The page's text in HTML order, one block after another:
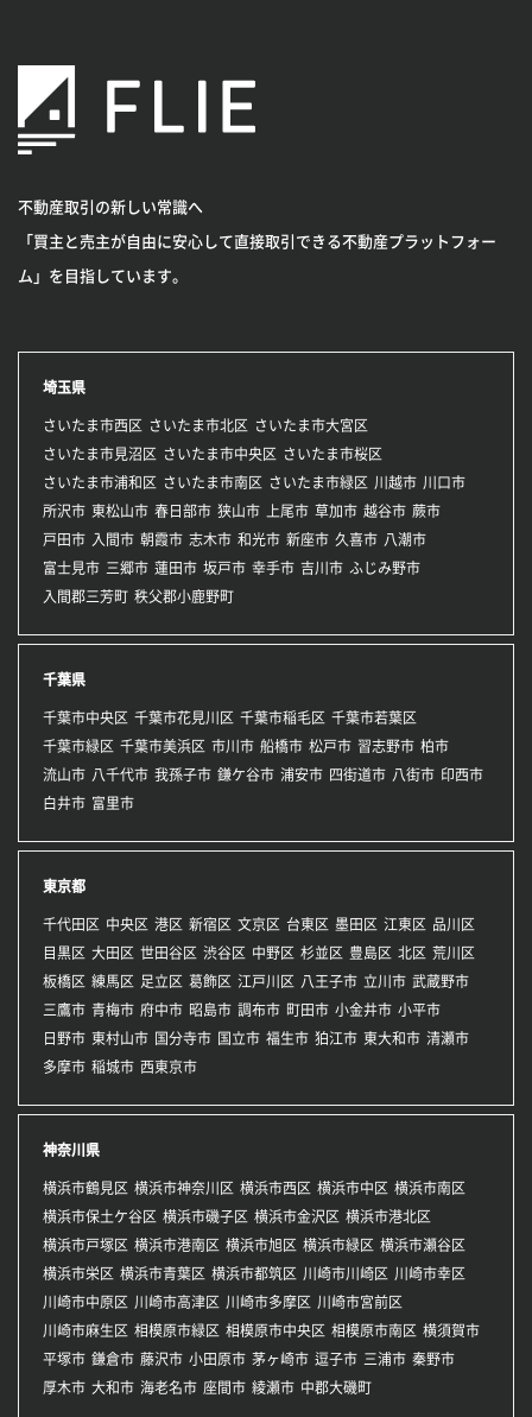
不動産取引の新しい常識へ
「買主と売主が自由に安心して直接取引できる不動産プラットフォー
ム」を目指しています。
埼玉県
さいたま市西区 さいたま市北区
さいたま市大宮区
さいたま市見沼区
さいたま市中央区
さいたま市桜区
さいたま市浦和区
さいたま市南区 さいたま市緑区 川越市 川口市
所沢市 東松山市 春日部市 狭山市 上尾市 草加市 越谷市 蕨市
戸田市 入間市 朝霞市 志木市 和光市 新座市 久喜市 八潮市
富士見市 三郷市 蓮田市 坂戸市 幸手市 吉川市 ふじみ野市
入間郡三芳町 秩父郡小鹿野町
千葉県
千葉市中央区 千葉市花見川区 千葉市稲毛区 千葉市若葉区
千葉市緑区 千葉市美浜区 市川市 船橋市 松戸市 習志野市 柏市
流山市 八千代市 我孫子市 鎌ケ谷市 浦安市 四街道市 八街市 印西市
白井市 富里市
東京都
千代田区 中央区 港区 新宿区 文京区 台東区 墨田区 江東区 品川区
目黒区 大田区 世田谷区 渋谷区 中野区 杉並区 豊島区 北区 荒川区
板橋区 練馬区 足立区 葛飾区 江戸川区 八王子市 立川市 武蔵野市
三鷹市 青梅市 府中市 昭島市 調布市 町田市 小金井市 小平市
日野市 東村山市 国分寺市 国立市 福生市 狛江市 東大和市 清瀬市
多摩市 稲城市 西東京市
神奈川県
横浜市鶴見区 横浜市神奈川区 横浜市西区 横浜市中区 横浜市南区
横浜市保土ケ谷区 横浜市磯子区 横浜市金沢区 横浜市港北区
横浜市戸塚区 横浜市港南区 横浜市旭区 横浜市緑区 横浜市瀬谷区
横浜市栄区 横浜市青葉区 横浜市都筑区 川崎市川崎区 川崎市幸区
川崎市中原区 川崎市高津区 川崎市多摩区 川崎市宮前区
川崎市麻生区 相模原市緑区 相模原市中央区 相模原市南区 横須賀市
平塚市 鎌倉市 藤沢市 小田原市 茅ヶ崎市 逗子市 三浦市 秦野市
厚木市 大和市 海老名市 座間市 綾瀬市 中郡大磯町